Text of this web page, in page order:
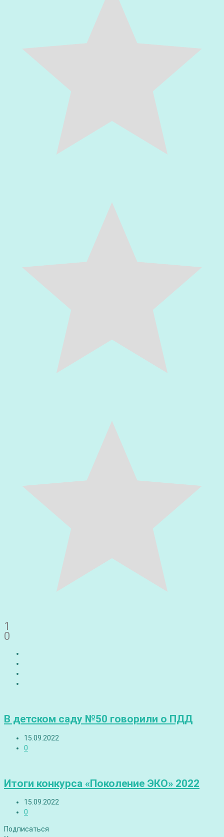
1
0
В детском саду №50 говорили о ПДД
15.09.2022
0
Итоги конкурса «Поколение ЭКО» 2022
15.09.2022
0
Подписаться